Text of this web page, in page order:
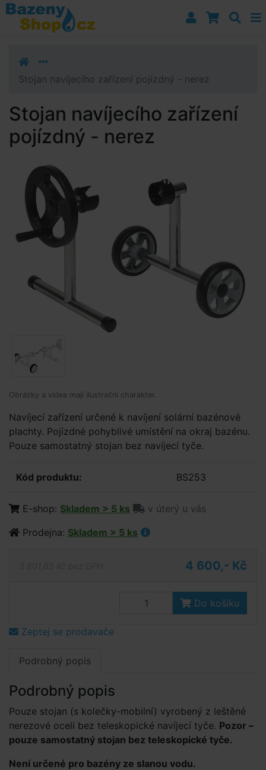
Přejít k navigaci
Přejít na obsah
Přejít k postrannímu sloupci
Stojan navíjecího zařízení pojízdný - nerez
Stojan navíjecího zařízení
pojízdný - nerez
Obrázky a videa mají ilustrační charakter.
Navíjecí zařízení určené k navíjení solární bazénové
plachty. Pojízdné pohyblivé umístění na okraj bazénu.
Pouze samostatný stojan bez navíjecí tyče.
Kód produktu: BS253
E-shop: Skladem > 5 ks
v úterý u vás
Prodejna: Skladem > 5 ks
4 600,- Kč
Do košíku
Zeptej se prodavače
Podrobný popis
Podrobný popis
Pouze stojan (s kolečky-mobilní) vyrobený z leštěné
nerezové oceli bez teleskopické navíjecí tyče. Pozor –
pouze samostatný stojan bez teleskopické tyče.
Není určené pro bazény ze slanou vodu.